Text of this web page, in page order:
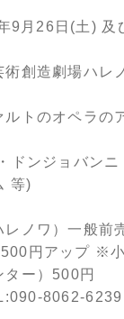
9月26日(土)
術創造劇場ハ
ルトのオペラの
ドンジョバンニ
等)
レノワ）一般前
500円アップ ※
ター）500円
8062-6239